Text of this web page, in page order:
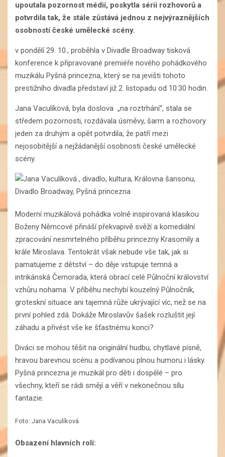
upoutala pozornost médií, poskytla sérii rozhovorů a
potvrdila tak, že stále zůstává jednou z nejvýraznějších
osobností české umělecké scény.
v pondělí 29. 10., proběhla v Divadle Broadway tisková
konference k připravované premiéře nového pohádkového
muzikálu Pyšná princezna, který se na jevišti tohoto
prestižního divadla představí již 2. listopadu od 10:30 hodin.
Jana Vaculíková, byla doslova „na roztrhání“, stala se
středem pozornosti, rozdávala úsměvy, šarm a rozhovory
jeden za druhým a opět potvrdila, že patří mezi
nejosobitější a nejžádanější osobnosti české umělecké
scény.
Moderní muzikálová pohádka volně inspirovaná klasikou
Boženy Němcové přináší překvapivě svěží a komediální
zpracování nesmrtelného příběhu princezny Krasomily a
krále Miroslava. Tentokrát však nebude vše tak, jak si
pamatujeme z dětství – do děje vstupuje temná a
intrikánská Černorada, která obrací celé Půlnoční království
vzhůru nohama. V příběhu nechybí kouzelný Půlnočník,
groteskní situace ani tajemná růže ukrývající víc, než se na
první pohled zdá. Dokáže Miroslavův šašek rozluštit její
záhadu a přivést vše ke šťastnému konci?
Diváci se mohou těšit na originální hudbu, chytlavé písně,
hravou barevnou scénu a podívanou plnou humoru i lásky.
Pyšná princezna je muzikál pro děti i dospělé – pro
všechny, kteří se rádi smějí a věří v nekonečnou sílu
fantazie.
Foto: Jana Vaculíková
Obsazení hlavních rolí: